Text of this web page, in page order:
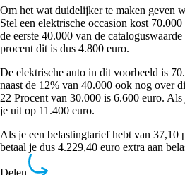
Om het wat duidelijker te maken geven
Stel een elektrische occasion kost
de eerste 40.000 van de
procent dit is dus 4.800 euro.
De elektrische auto in dit voorbeeld is
naast de 12% van 40.000 ook nog over
22 Procent van 30.000 is 6.600 euro.
je uit op 11.400 euro.
Als je een belastingtarief hebt van 37,10
betaal je dus 4.229,40 euro extra aan
Delen